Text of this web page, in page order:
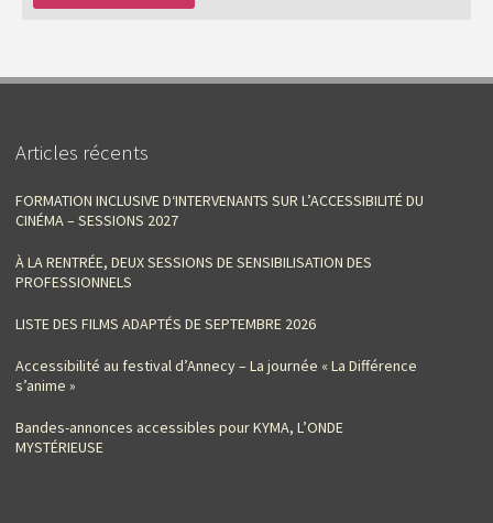
Articles récents
FORMATION INCLUSIVE D‘INTERVENANTS SUR L’ACCESSIBILITÉ DU
CINÉMA – SESSIONS 2027
À LA RENTRÉE, DEUX SESSIONS DE SENSIBILISATION DES
PROFESSIONNELS
LISTE DES FILMS ADAPTÉS DE SEPTEMBRE 2026
Accessibilité au festival d’Annecy – La journée « La Différence
s’anime »
Bandes-annonces accessibles pour KYMA, L’ONDE
MYSTÉRIEUSE